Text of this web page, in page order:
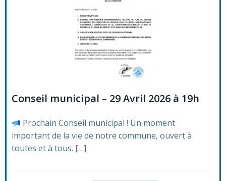
Conseil municipal – 29 Avril 2026 à 19h
Prochain Conseil municipal ! Un moment
important de la vie de notre commune, ouvert à
toutes et à tous. […]